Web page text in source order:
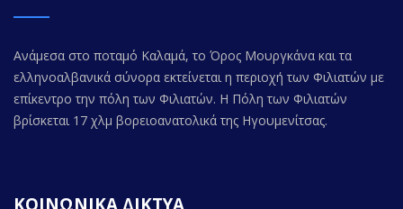
Ανάμεσα στο ποταμό Καλαμά, το Όρος Μουργκάνα και τα
ελληνοαλβανικά σύνορα εκτείνεται η περιοχή των Φιλιατών με
επίκεντρο την πόλη των Φιλιατών. Η Πόλη των Φιλιατών
βρίσκεται 17 χλμ βορειοανατολικά της Ηγουμενίτσας.
ΚΟΙΝΩΝΙΚΑ ΔΙΚΤΥΑ